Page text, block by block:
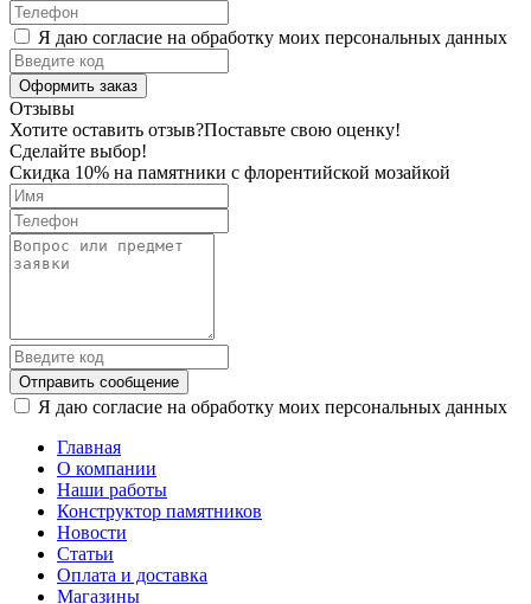
Я даю согласие на обработку моих персональных данных
Оформить заказ
Отзывы
Хотите оставить отзыв?Поставьте свою оценку!
Сделайте выбор!
Скидка 10% на памятники с флорентийской мозайкой
Отправить сообщение
Я даю согласие на обработку моих персональных данных
Главная
О компании
Наши работы
Конструктор памятников
Новости
Статьи
Оплата и доставка
Магазины